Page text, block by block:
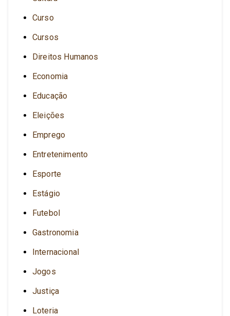
Curso
Cursos
Direitos Humanos
Economia
Educação
Eleições
Emprego
Entretenimento
Esporte
Estágio
Futebol
Gastronomia
Internacional
Jogos
Justiça
Loteria